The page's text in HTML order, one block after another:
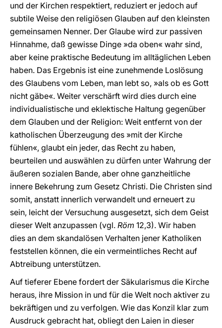
und der Kirchen respektiert, reduziert er jedoch auf
subtile Weise den religiösen Glauben auf den kleinsten
gemeinsamen Nenner. Der Glaube wird zur passiven
Hinnahme, daß gewisse Dinge »da oben« wahr sind,
aber keine praktische Bedeutung im alltäglichen Leben
haben. Das Ergebnis ist eine zunehmende Loslösung
des Glaubens vom Leben, man lebt so, »als ob es Gott
nicht gäbe«. Weiter verschärft wird dies durch eine
individualistische und eklektische Haltung gegenüber
dem Glauben und der Religion: Weit entfernt von der
katholischen Überzeugung des »mit der Kirche
fühlen«, glaubt ein jeder, das Recht zu haben,
beurteilen und auswählen zu dürfen unter Wahrung der
äußeren sozialen Bande, aber ohne ganzheitliche
innere Bekehrung zum Gesetz Christi. Die Christen sind
somit, anstatt innerlich verwandelt und erneuert zu
sein, leicht der Versuchung ausgesetzt, sich dem Geist
dieser Welt anzupassen (vgl. Röm 12,3). Wir haben
dies an dem skandalösen Verhalten jener Katholiken
feststellen können, die ein vermeintliches Recht auf
Abtreibung unterstützen.
Auf tieferer Ebene fordert der Säkularismus die Kirche
heraus, ihre Mission in und für die Welt noch aktiver zu
bekräftigen und zu verfolgen. Wie das Konzil klar zum
Ausdruck gebracht hat, obliegt den Laien in dieser